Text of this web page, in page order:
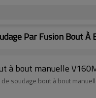
Par Fusion Bout À
à bout manuelle
soudage bout à bout